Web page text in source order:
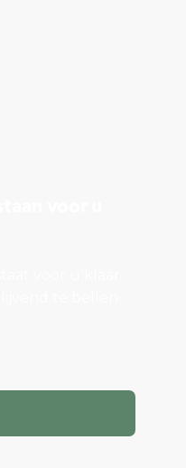
voor u
voor u klaar.